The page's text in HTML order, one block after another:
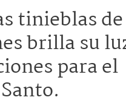
tinieblas
brilla su
para el